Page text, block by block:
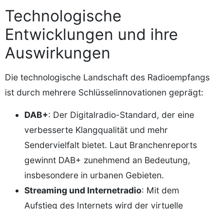
Technologische
Entwicklungen und ihre
Auswirkungen
Die technologische Landschaft des Radioempfangs
ist durch mehrere Schlüsselinnovationen geprägt:
DAB+: Der Digitalradio-Standard, der eine
verbesserte Klangqualität und mehr
Sendervielfalt bietet. Laut Branchenreports
gewinnt DAB+ zunehmend an Bedeutung,
insbesondere in urbanen Gebieten.
Streaming und Internetradio: Mit dem
Aufstieg des Internets wird der virtuelle